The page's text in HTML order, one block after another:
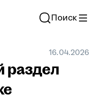
Поиск
16.04.2026
раздел